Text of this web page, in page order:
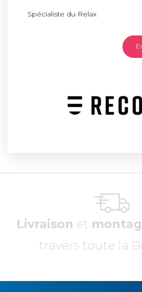
Spécialiste du Relax
Livraison et
travers toute la